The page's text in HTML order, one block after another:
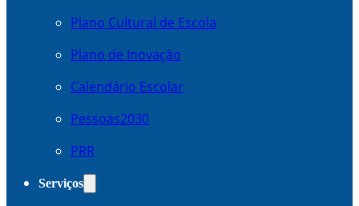
Plano Cultural de Escola
Plano de Inovação
Calendário Escolar
Pessoas2030
PRR
Serviços